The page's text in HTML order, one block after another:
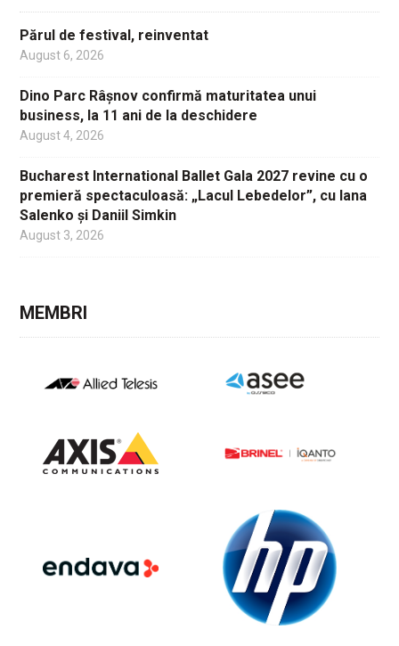
Părul de festival, reinventat
August 6, 2026
Dino Parc Râșnov confirmă maturitatea unui
business, la 11 ani de la deschidere
August 4, 2026
Bucharest International Ballet Gala 2027 revine cu o
premieră spectaculoasă: „Lacul Lebedelor”, cu Iana
Salenko și Daniil Simkin
August 3, 2026
MEMBRI